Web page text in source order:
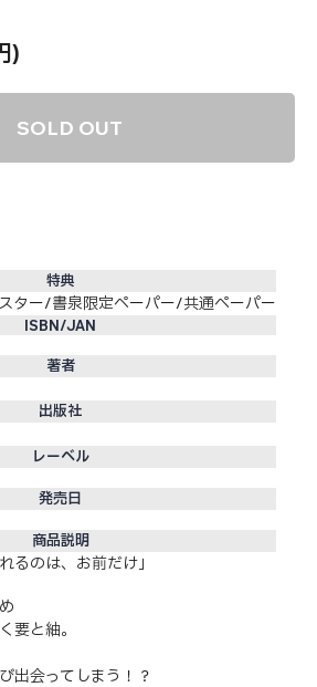
)
SOLD OUT
特典
ター/書泉限定ペーパー/共通ペーパー
ISBN/JAN
著者
出版社
レーベル
発売日
商品説明
るのは、お前だけ」
要と紬。
出会ってしまう！？